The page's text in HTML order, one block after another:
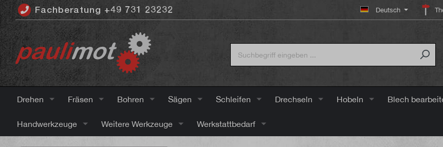
springen
Fachberatung +49 731 23232 Deutsch
Drehen Fräsen Bohren Sägen Schleifen Drechseln Hobeln Blech
Handwerkzeuge Weitere Werkzeuge Werkstattbedarf